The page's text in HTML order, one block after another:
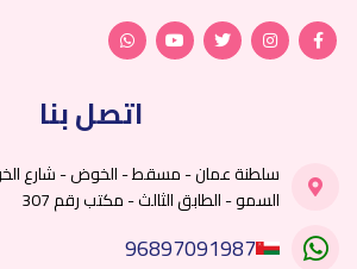
اتصل بنا
سلطنة عمان - مسقط - الخوض - شارع
السمو - الطابق الثالث - مكتب رقم 307
96897091987